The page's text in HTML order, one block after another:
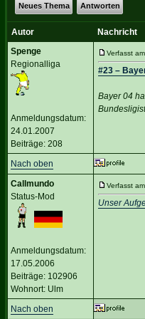
Neues Thema Antworten
Autor
Nachricht
Spenge
Regionalliga
Anmeldungsdatum:
24.01.2007
Beiträge: 208
Verfasst
#23 –
Bayer 04
Nach oben
Callmundo
Status-Mod
Anmeldungsdatum:
17.05.2006
Beiträge: 102906
Wohnort: Ulm
Verfasst
Unser
Nach oben